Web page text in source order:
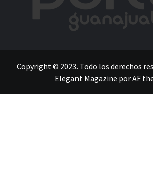
Copyright © 2023. Todo los derechos
Elegant Magazine porAF